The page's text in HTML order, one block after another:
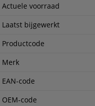
Actuele voorraad
Laatst bijgewerkt
Productcode
Merk
EAN-code
OEM-code